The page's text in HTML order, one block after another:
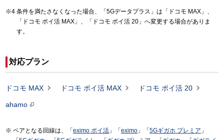
条件を満たさなくなった場合、「5Gデータプラス」は「ドコモ MAX」、
「ドコモ ポイ活 MAX」、「ドコモ ポイ活 20」へ変更する場合がありま
す。
対応プラン
ドコモ MAX  ドコモ ポイ活 MAX  ドコモ ポイ活 20 
ahamo
ペアとなる回線は、「eximo ポイ活 」「eximo 」「5Gギガホ プレミア 」